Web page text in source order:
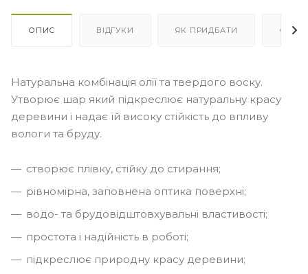
ОПИС ВІДГУКИ ЯК ПРИДБАТИ
Натуральна комбінація олії та твердого воску.
Утворює шар який підкреслює натуральну красу
деревини і надає їй високу стійкість до впливу
вологи та бруду.
створює плівку, стійку до стирання;
рівномірна, заповнена оптика поверхні;
водо- та брудовідштовхувальні властивості;
простота і надійність в роботі;
підкреслює природну красу деревини;